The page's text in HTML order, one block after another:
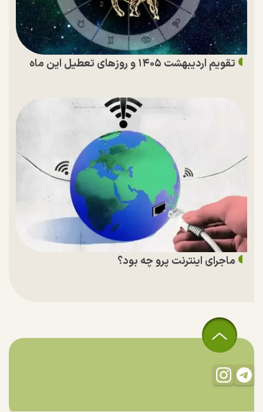
تقویم اردیبهشت ۱۴۰۵ و روز‌های تعطیل این ماه
ماجرای اینترنت پرو چه بود؟